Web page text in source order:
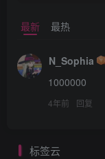
最新 最热
N_Sophia
1000000
4年前 回复
标签云